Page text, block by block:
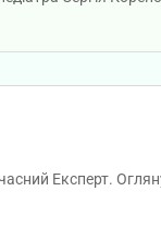
Експерт.